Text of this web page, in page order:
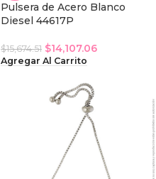
Pulsera de Acero Blanco
Diesel 44617P
$15,674.51 $14,107.06
Agregar Al Carrito